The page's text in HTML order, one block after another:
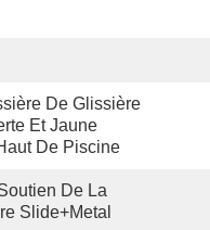
De Glissière
Et Jaune
De Piscine
De La
Slide+Metal